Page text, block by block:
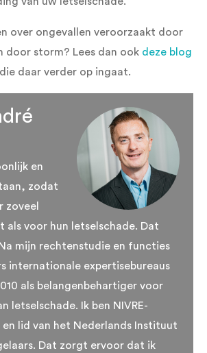
over ongevallen veroorzaakt door
door storm? Lees dan ook deze blog
daar verder op ingaat.
en
zodat
zoveel
als voor hun letselschade. Dat
mijn rechtenstudie en functies
internationale expertisebureaus
als belangenbehartiger voor
letselschade. Ik ben NIVRE-
lid van het Nederlands Instituut
Dat zorgt ervoor dat ik